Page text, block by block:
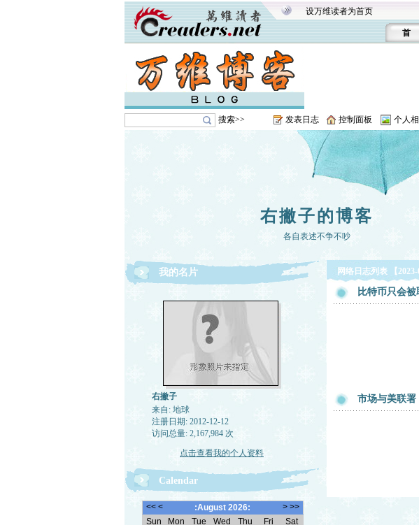
设万维读者为首页
首
搜索>> 发表日志 控制面板 个人
右撇子的博客
各自表述不争不吵
我的名片
右撇子
来自: 地球
注册日期: 2012-12-12
访问总量: 2,167,984 次
点击查看我的个人资料
Calendar
网络日志列表 【2023-
比特币只会
市场与美联署